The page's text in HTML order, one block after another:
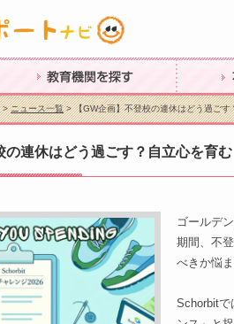
育機関を探す 不登校
>ニュース一覧> 【GW企画】不登校の連休はどう過ご
の連休はどう過ごす？自立心を育
ゴールデ
期間、不
べきか悩
Schorbitで